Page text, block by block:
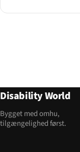
Disability World
Bygget med omhu,
tilgængelighed først.